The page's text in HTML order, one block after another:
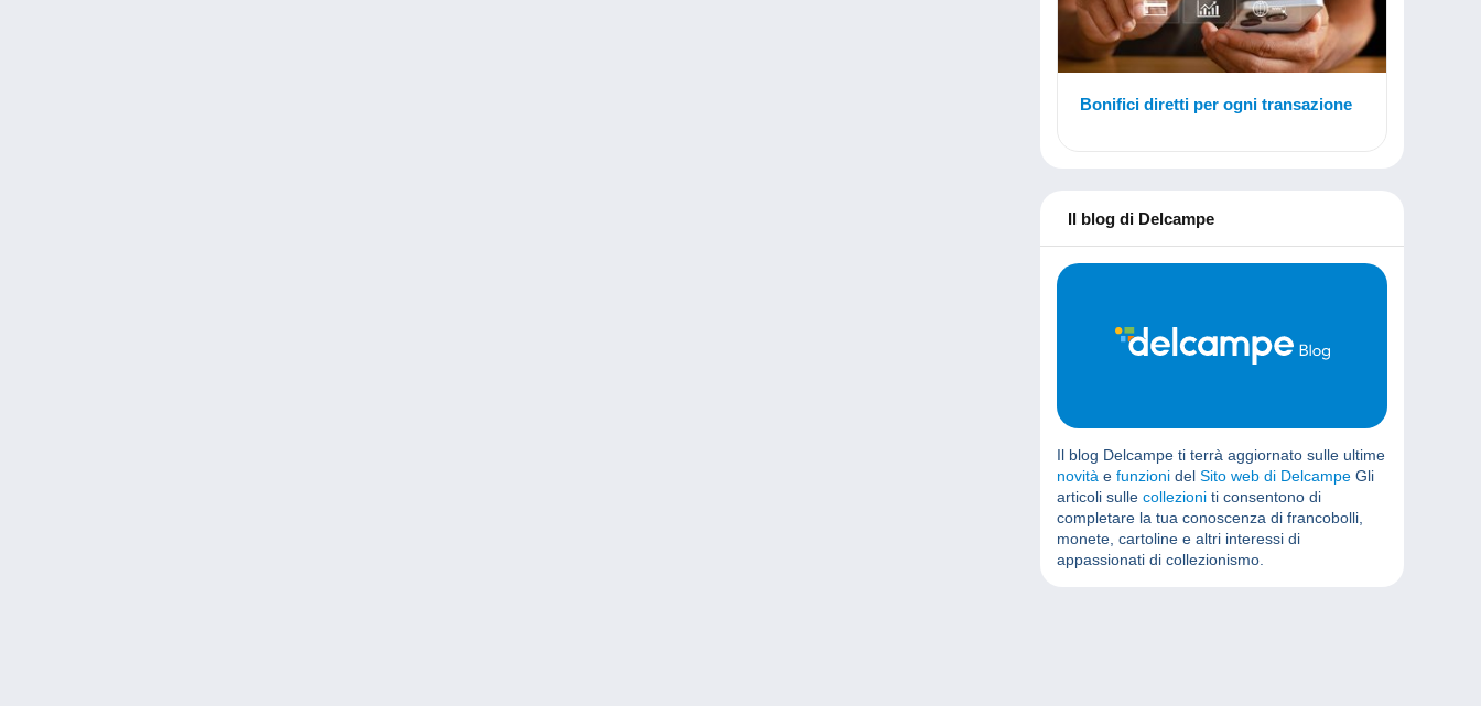
Bonifici diretti per ogni transazione
Il blog di Delcampe
Il blog Delcampe ti terrà aggiornato sulle ultime
novità e funzioni del Sito web di Delcampe Gli
articoli sulle collezioni ti consentono di
completare la tua conoscenza di francobolli,
monete, cartoline e altri interessi di
appassionati di collezionismo.